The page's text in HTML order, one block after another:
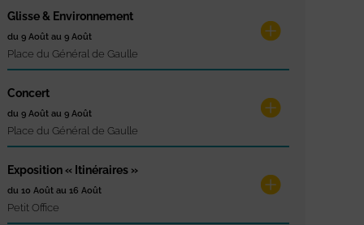
Glisse & Environnement
du 9 Août au 9 Août
Place du Général de Gaulle
Concert
du 9 Août au 9 Août
Place du Général de Gaulle
Exposition « Itinéraires »
du 10 Août au 16 Août
Petit Office